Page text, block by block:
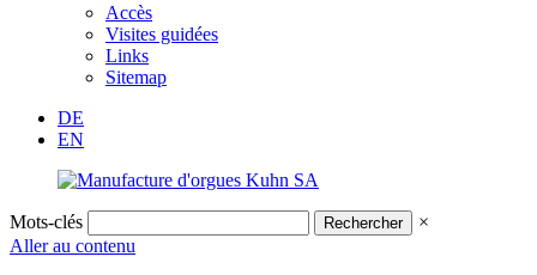
Accès
Visites guidées
Links
Sitemap
DE
EN
Mots-clés
×
Aller au contenu